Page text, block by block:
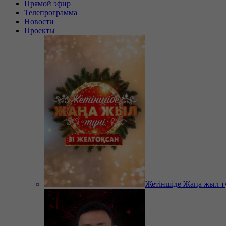
Прямой эфир
Телепрограмма
Новости
Проекты
Жетіншіде Жаңа жыл